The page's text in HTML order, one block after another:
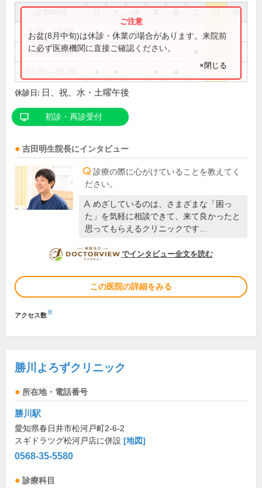
祝
9:00～12:00 ● ● ● ● ●
9:00～13:00
お盆(8月中旬)は休診・休業の場合があります。来院前
に必ず医療機関に直接ご確認ください。
×閉じる
休診日: 日、祝、水・土曜午後
初診・再診受付
吉田明生院長にインタビュー
診療の際に心がけていることを教えてく
ださい。
めざしているのは、さまざまな「困っ
た」を気軽に相談できて、来て良かったと
思ってもらえるクリニックです…
DOCTORVIEW
でインタビュー全文を読む
この医院の詳細をみる
アクセス数※
勝川よろずクリニック
所在地・電話番号
勝川駅
愛知県春日井市松河戸町2-6-2
スギドラツグ松河戸店に併設 [地図]
0568-35-5580
診療科目